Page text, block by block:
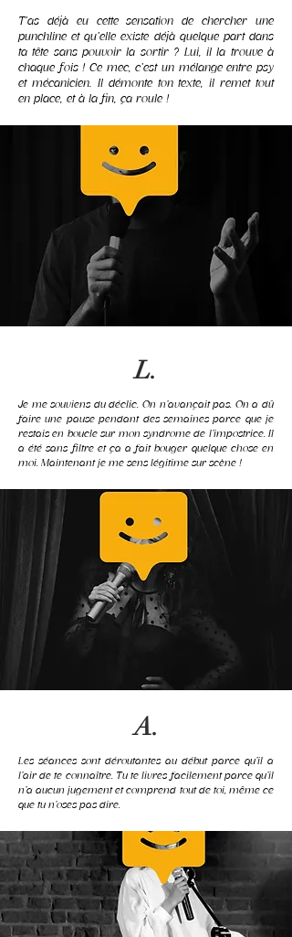
T’as déjà eu cette sensation de chercher une
punchline et qu’elle existe déjà quelque part dans
ta tête sans pouvoir la sortir ? Lui, il la trouve à
chaque fois ! Ce mec, c’est un mélange entre psy
et mécanicien. Il démonte ton texte, il remet tout
en place, et à la fin, ça roule !
L.
Je me souviens du déclic. On n’avançait pas. On a dû
faire une pause pendant des semaines parce que je
restais en boucle sur mon syndrome de l’impostrice. Il
a été sans filtre et ça a fait bouger quelque chose en
moi. Maintenant je me sens légitime sur scène !
A.
Les séances sont déroutantes au début parce qu’il a
l’air de te connaître. Tu te livres facilement parce qu’il
n’a aucun jugement et comprend tout de toi, même ce
que tu n’oses pas dire.